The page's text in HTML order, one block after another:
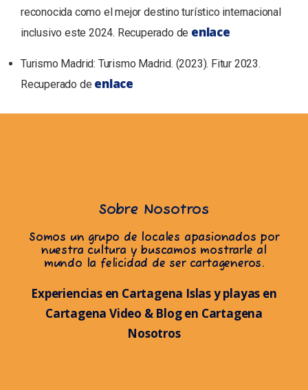
reconocida como el mejor destino turístico internacional
inclusivo este 2024. Recuperado de enlace
Turismo Madrid: Turismo Madrid. (2023). Fitur 2023.
Recuperado de enlace
Sobre Nosotros
Somos un grupo de locales apasionados por
nuestra cultura y buscamos mostrarle al
mundo la felicidad de ser cartageneros.
Experiencias en Cartagena Islas y playas en
Cartagena Video & Blog en Cartagena
Nosotros